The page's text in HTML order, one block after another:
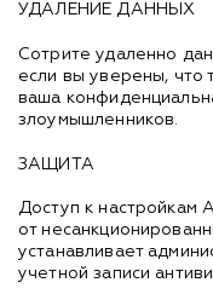
УДАЛЕНИЕ ДАННЫХ
Сотрите удаленно
если вы уверены, что
ваша
злоумышленников.
ЗАЩИТА
Доступ к настройкам
от
устанавливает
учетной записи